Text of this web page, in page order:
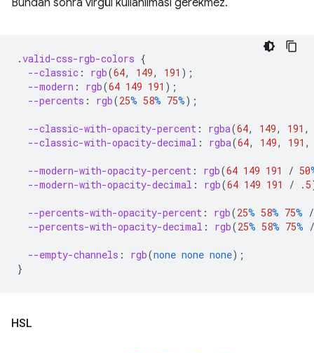
Bundan sonra virgül kullanılması gerekmez.
.valid-css-rgb-colors {
--classic : rgb(64, 149, 191 );
--modern : rgb(64 149 191 );
--percents : rgb(25% 58% 75%);
--classic-with-opacity-percent : rgba(64, 149, 191 ,
--classic-with-opacity-decimal : rgba(64, 149, 191 ,
--modern-with-opacity-percent : rgb(64 149 191 / 50
--modern-with-opacity-decimal : rgb(64 149 191 / .5
--percents-with-opacity-percent : rgb(25% 58% 75% /
--percents-with-opacity-decimal : rgb(25% 58% 75% /
--empty-channels : rgb(none none none);
}
HSL